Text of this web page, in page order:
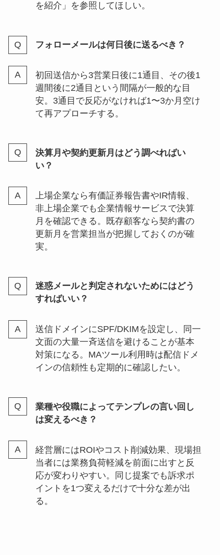
を紹介」を参照してほしい。
フォローメールは何日後に送るべき？
初回送信から3営業日後に1通目、その後1
週間後に2通目という間隔が一般的な目
安。3通目で反応がなければ1〜3か月空け
て再アプローチする。
決算月や契約更新月はどう調べればい
い？
上場企業なら有価証券報告書やIR情報、
非上場企業でも企業情報サービスで決算
月を確認できる。既存顧客なら契約書の
更新月を営業担当が把握しておくのが確
実。
迷惑メールと判定されないためにはどう
すればいい？
送信ドメインにSPF/DKIMを設定し、同一
文面の大量一斉送信を避けることが基本
対策になる。MAツール利用時は配信ドメ
インの信頼性も定期的に確認したい。
業種や役職によってテンプレの言い回し
は変えるべき？
経営層にはROIやコスト削減効果、現場担
当者には業務負荷軽減を前面に出すと反
応が変わりやすい。同じ提案でも訴求ポ
イントを1つ変えるだけで十分な差が出
る。